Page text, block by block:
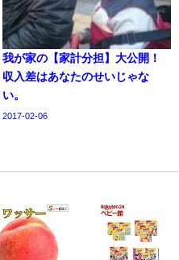
我が家の【家計分担】大公開！
収入差はあなたのせいじゃな
い。
2017-02-06